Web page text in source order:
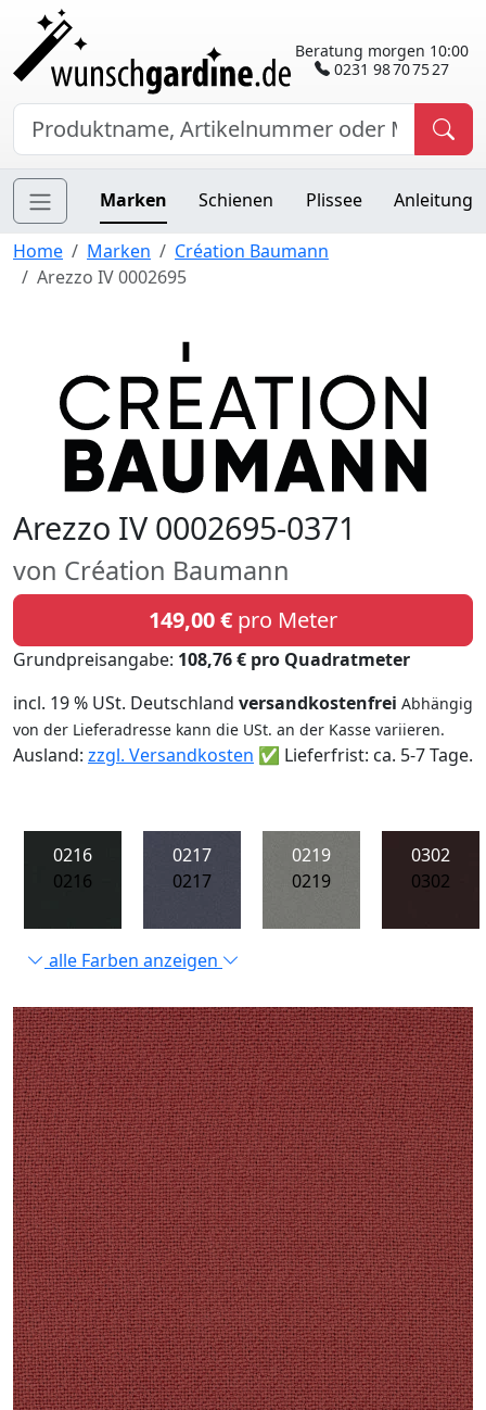
Beratung morgen 10:00
0231 98 70 75 27
Marken Schienen Plissee Anleitung
Home Marken
Création Baumann
Arezzo IV 0002695
Arezzo IV 0002695-0371
von Création Baumann
149,00 € pro Meter
Grundpreisangabe: 108,76 € pro Quadratmeter
incl. 19 % USt. Deutschland versandkostenfrei Abhängig
von der Lieferadresse kann die USt. an der Kasse variieren.
Ausland: zzgl. Versandkosten ✅ Lieferfrist: ca. 5-7 Tage.
0216
0216
0217
0217
0219
0219
0302
0302
alle Farben anzeigen